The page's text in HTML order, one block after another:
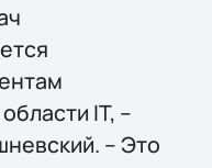
IT, –
– Это